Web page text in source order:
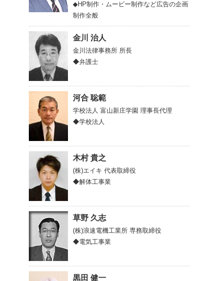
◆HP制作・ムービー制作など広告の企画
制作全般
金川 治人
金川法律事務所 所長
◆弁護士
河合 聡範
学校法人 富山新庄学園 理事長代理
◆学校法人
木村 貴之
(株)エイキ 代表取締役
◆解体工事業
草野 久志
(株)浪速電機工業所 専務取締役
◆電気工事業
黒田 健一